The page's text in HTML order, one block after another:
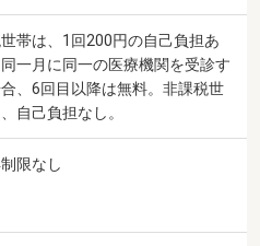
帯は、1回200円の自己負担あ
同一月に同一の医療機関を受診す
、6回目以降は無料。非課税世
自己負担なし。
限なし